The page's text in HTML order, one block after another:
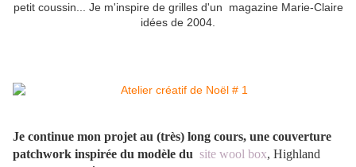
petit coussin... Je m'inspire de grilles d'un magazine Marie-Claire
idées de 2004.
Je continue mon projet au (très) long cours, une couverture
patchwork inspirée du modèle du site wool box, Highland